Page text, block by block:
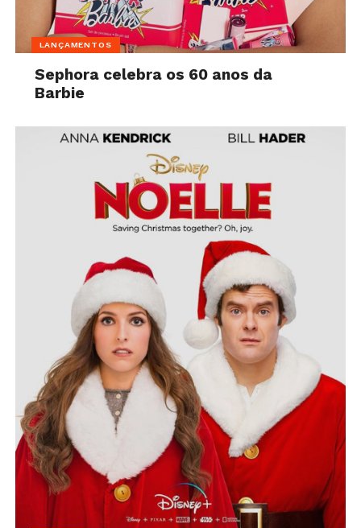
LANÇAMENTOS
Sephora celebra os 60 anos da
Barbie